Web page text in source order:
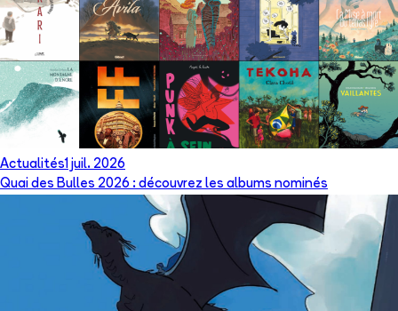
Actualités1 juil. 2026
Quai des Bulles 2026 : découvrez les albums nominés